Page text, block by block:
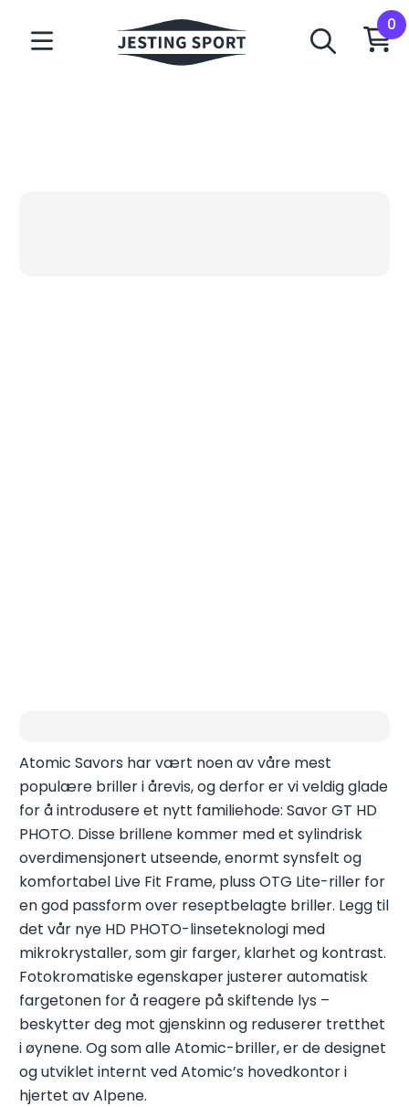
Atomic Savors har vært noen av våre mest
populære briller i årevis, og derfor er vi veldig glade
for å introdusere et nytt familiehode: Savor GT HD
PHOTO. Disse brillene kommer med et sylindrisk
overdimensjonert utseende, enormt synsfelt og
komfortabel Live Fit Frame, pluss OTG Lite-riller for
en god passform over reseptbelagte briller. Legg til
det vår nye HD PHOTO-linseteknologi med
mikrokrystaller, som gir farger, klarhet og kontrast.
Fotokromatiske egenskaper justerer automatisk
fargetonen for å reagere på skiftende lys –
beskytter deg mot gjenskinn og reduserer tretthet
i øynene. Og som alle Atomic-briller, er de designet
og utviklet internt ved Atomic’s hovedkontor i
hjertet av Alpene.